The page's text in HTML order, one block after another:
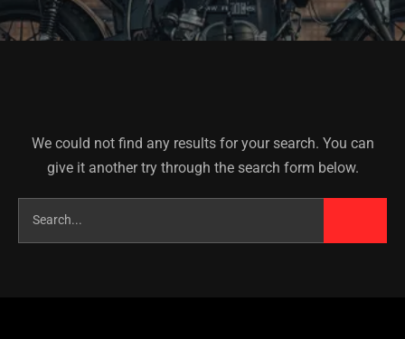
We could not find any results for your search. You can
give it another try through the search form below.